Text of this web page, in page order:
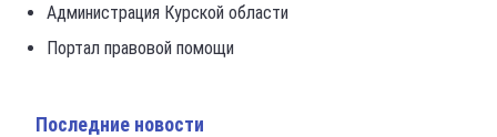
Администрация Курской области
Портал правовой помощи
Последние новости